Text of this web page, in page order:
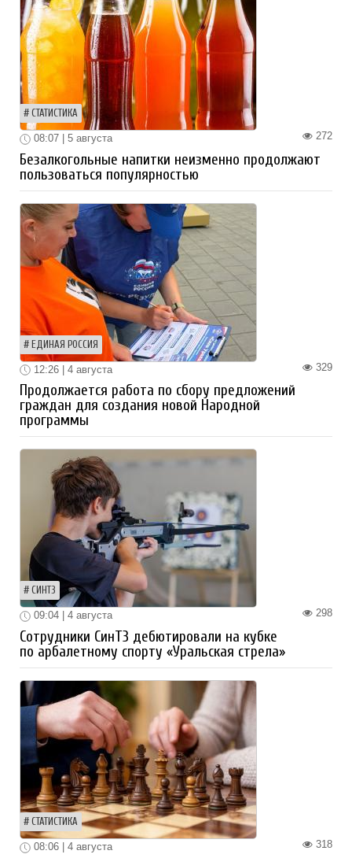
СТАТИСТИКА
272
08:07 | 5 августа
Безалкогольные напитки неизменно продолжают
пользоваться популярностью
ЕДИНАЯ РОССИЯ
329
12:26 | 4 августа
Продолжается работа по сбору предложений
граждан для создания новой Народной
программы
СИНТЗ
298
09:04 | 4 августа
Сотрудники СинТЗ дебютировали на кубке
по арбалетному спорту «Уральская стрела»
СТАТИСТИКА
318
08:06 | 4 августа